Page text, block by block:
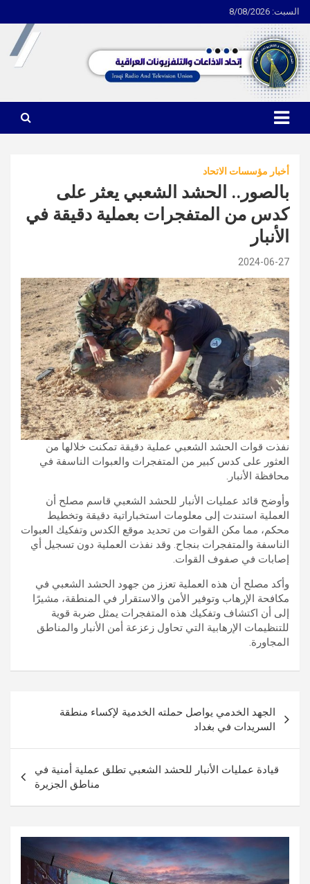
السبت: 8/08/2026
Skip
to
content
اتحاد الاذاعات والتلفزيونات العراقية
أخبار مؤسسات الاتحاد
بالصور.. الحشد الشعبي يعثر على
كدس من المتفجرات بعملية دقيقة في
الأنبار
2024-06-27
نفذت قوات الحشد الشعبي عملية دقيقة تمكنت خلالها من
العثور على كدس كبير من المتفجرات والعبوات الناسفة في
محافظة الأنبار.
وأوضح قائد عمليات الأنبار للحشد الشعبي قاسم مصلح أن
العملية استندت إلى معلومات استخباراتية دقيقة وتخطيط
محكم، مما مكن القوات من تحديد موقع الكدس وتفكيك العبوات
الناسفة والمتفجرات بنجاح. وقد نفذت العملية دون تسجيل أي
إصابات في صفوف القوات.
وأكد مصلح أن هذه العملية تعزز من جهود الحشد الشعبي في
مكافحة الإرهاب وتوفير الأمن والاستقرار في المنطقة، مشيرًا
إلى أن اكتشاف وتفكيك هذه المتفجرات يمثل ضربة قوية
للتنظيمات الإرهابية التي تحاول زعزعة أمن الأنبار والمناطق
المجاورة.
المقالات
الجهد الخدمي يواصل حملته الخدمية لإكساء منطقة
السريدات في بغداد
قيادة عمليات الأنبار للحشد الشعبي تطلق عملية أمنية في
مناطق الجزيرة